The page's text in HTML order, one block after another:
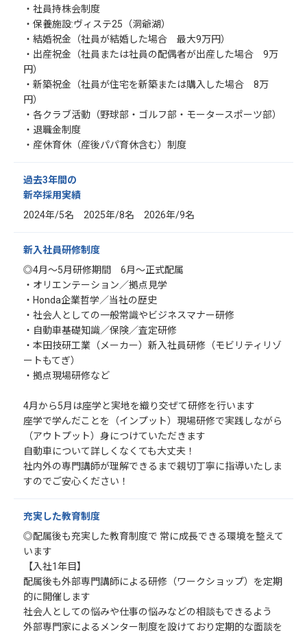
・社員持株会制度
・保養施設:ヴィステ25（洞爺湖）
・結婚祝金（社員が結婚した場合 最大9万円）
・出産祝金（社員または社員の配偶者が出産した場合 9万
円）
・新築祝金（社員が住宅を新築または購入した場合 8万
円）
・各クラブ活動（野球部・ゴルフ部・モータースポーツ部）
・退職金制度
・産休育休（産後パパ育休含む）制度
過去3年間の
新卒採用実績
2024年/5名 2025年/8名 2026年/9名
新入社員研修制度
◎4月～5月研修期間 6月～正式配属
・オリエンテーション／拠点見学
・Honda企業哲学／当社の歴史
・社会人としての一般常識やビジネスマナー研修
・自動車基礎知識／保険／査定研修
・本田技研工業（メーカー）新入社員研修（モビリティリゾ
ートもてぎ）
・拠点現場研修など
4月から5月は座学と実地を織り交ぜて研修を行います
座学で学んだことを（インプット）現場研修で実践しながら
（アウトプット）身につけていただきます
自動車について詳しくなくても大丈夫！
社内外の専門講師が理解できるまで親切丁寧に指導いたしま
すのでご安心ください！
充実した教育制度
◎配属後も充実した教育制度で 常に成長できる環境を整えて
います
【入社1年目】
配属後も外部専門講師による研修（ワークショップ）を定期
的に開催します
社会人としての悩みや仕事の悩みなどの相談もできるよう
外部専門家によるメンター制度を設けており定期的な面談を